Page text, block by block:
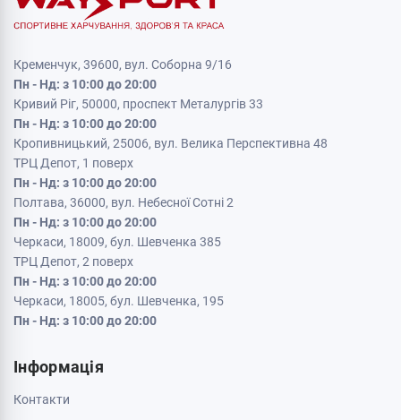
Кременчук, 39600, вул. Соборна 9/16
Пн - Нд: з 10:00 до 20:00
Кривий Ріг, 50000, проспект Металургів 33
Пн - Нд: з 10:00 до 20:00
Кропивницький, 25006, вул. Велика Перспективна 48
ТРЦ Депот, 1 поверх
Пн - Нд: з 10:00 до 20:00
Полтава, 36000, вул. Небесної Сотні 2
Пн - Нд: з 10:00 до 20:00
Черкаси, 18009, бул. Шевченка 385
ТРЦ Депот, 2 поверх
Пн - Нд: з 10:00 до 20:00
Черкаси, 18005, бул. Шевченка, 195
Пн - Нд: з 10:00 до 20:00
Інформація
Контакти